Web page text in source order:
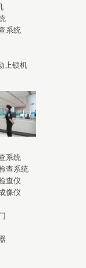
系统
上锁机
系统
查系统
查仪
像仪